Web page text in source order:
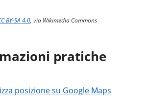
BY-SA 4.0, via Wikimedia Commons
pratiche
posizione su Google Maps